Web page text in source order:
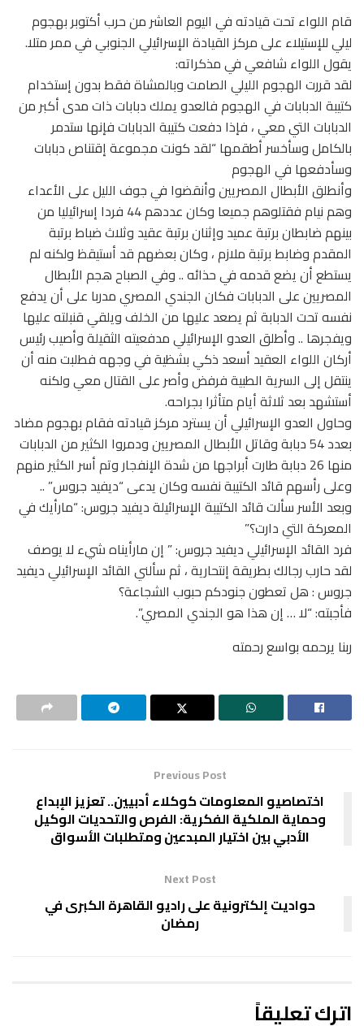
قام اللواء تحت قيادته في اليوم العاشر من حرب أكتوبر بهجوم
ليلي للإستيلاء على مركز القيادة الإسرائيلي الجنوبي في ممر متلا.
يقول اللواء شافعي في مذكراته:
لقد قررت الهجوم الليلي الصامت وبالمشاة فقط بدون إستخدام
كتيبة الدبابات في الهجوم فالعدو يملك دبابات ذات مدى أكبر من
الدبابات التي معي ، فإذا دفعت كتيبة الدبابات فإنها ستدمر
بالكامل وسأخسر أطقمها “لقد كونت مجموعة إقتناص دبابات
وسأدفعها في الهجوم
وأنطلق الأبطال المصريين وأنقضوا في جوف الليل على الأعداء
وهم نيام فقتلوهم جميعا وكان عددهم 44 فردا إسرائيليا من
بينهم ضابطان برتبة عميد وإثنان برتبة عقيد وثلاث ضباط برتبة
المقدم وضابط برتبة ملازم ، وكان بعضهم قد أستيقظ ولكنه لم
يستطع أن يضع قدمه في حذائه .. وفي الصباح هجم الأبطال
المصريين على الدبابات فكان الجندي المصري مدربا على أن يدفع
نفسه تحت الدبابة ثم يصعد عليها من الخلف ويلقي قنبلته عليها
ويفجرها .. وأطلق العدو الإسرائيلي مدفعيته الثقيلة وأصيب رئيس
أركان اللواء العقيد أسعد ذكي بشظية في وجهه فطلبت منه أن
ينتقل إلى السرية الطبية فرفض وأصر على القتال معي ولكنه
أستشهد بعد ثلاثة أيام متأثرا بجراحه.
وحاول العدو الإسرائيلي أن يسترد مركز قيادته فقام بهجوم مضاد
بعدد 54 دبابة وقاتل الأبطال المصريين ودمروا الكثير من الدبابات
منها 26 دبابة طارت أبراجها من شدة الإنفجار وتم أسر الكثير منهم
وعلى رأسهم قائد الكتيبة نفسه وكان يدعى “ديفيد جروس” ..
وبعد الأسر سألت قائد الكتيبة الإسرائيلة ديفيد جروس: “مارأيك في
المعركة التي دارت؟”
فرد القائد الإسرائيلي ديفيد جروس: ” إن مارأيناه شيء لا يوصف
لقد حارب رجالك بطريقة إنتحارية ، ثم سألني القائد الإسرائيلي ديفيد
جروس : هل تعطون جنودكم حبوب الشجاعة؟
فأجبته: “لا … إن هذا هو الجندي المصري”.
ربنا يرحمه بواسع رحمته
Previous Post
اختصاصيو المعلومات كوكلاء أدبيين.. تعزيز الإبداع
وحماية الملكية الفكرية: الفرص والتحديات الوكيل
الأدبي بين اختيار المبدعين ومتطلبات الأسواق
Next Post
حواديت إلكترونية على راديو القاهرة الكبرى في
رمضان
اترك تعليقاً